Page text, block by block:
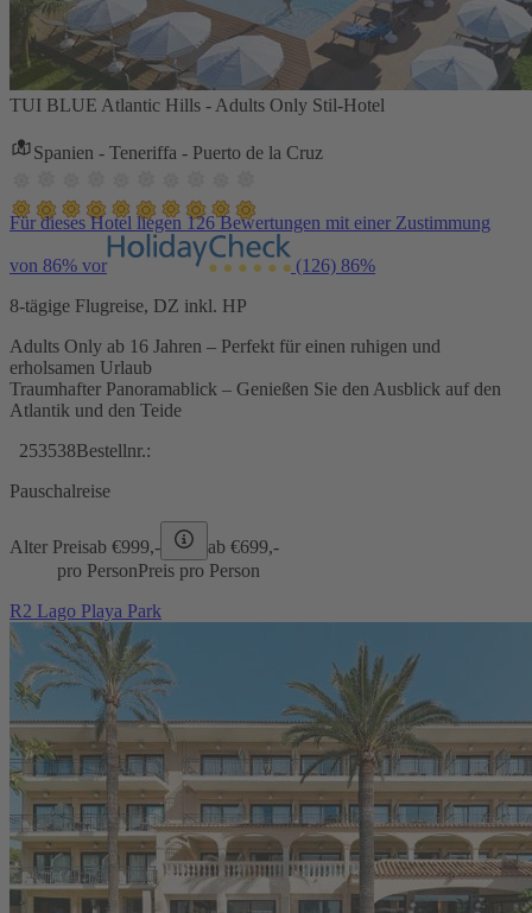
TUI BLUE Atlantic Hills - Adults Only Stil-Hotel
Spanien - Teneriffa - Puerto de la Cruz
Für dieses Hotel liegen 126 Bewertungen mit einer Zustimmung
von 86% vor (126) 86%
8-tägige Flugreise, DZ inkl. HP
Adults Only ab 16 Jahren – Perfekt für einen ruhigen und
erholsamen Urlaub
Traumhafter Panoramablick – Genießen Sie den Ausblick auf den
Atlantik und den Teide
253538Bestellnr.:
Pauschalreise
Alter Preisab €999,- ab €699,-
pro PersonPreis pro Person
R2 Lago Playa Park